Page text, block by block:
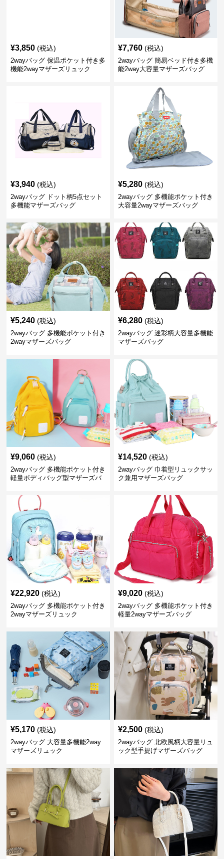
¥3,850 (税込)
2wayバッグ 保温ポケット付き多
機能2wayマザーズリュック
¥7,760 (税込)
2wayバッグ 簡易ベッド付き多機
能2way大容量マザーズバッグ
¥3,940 (税込)
2wayバッグ ドット柄5点セット
多機能マザーズバッグ
¥5,280 (税込)
2wayバッグ 多機能ポケット付き
大容量2wayマザーズバッグ
¥5,240 (税込)
2wayバッグ 多機能ポケット付き
2wayマザーズバッグ
¥6,280 (税込)
2wayバッグ 迷彩柄大容量多機能
マザーズバッグ
¥9,060 (税込)
2wayバッグ 多機能ポケット付き
軽量ボディバッグ型マザーズバ
¥14,520 (税込)
2wayバッグ 巾着型リュックサッ
ク兼用マザーズバッグ
¥22,920 (税込)
2wayバッグ 多機能ポケット付き
2wayマザーズリュック
¥9,020 (税込)
2wayバッグ 多機能ポケット付き
軽量2wayマザーズバッグ
¥5,170 (税込)
2wayバッグ 大容量多機能2way
マザーズリュック
¥2,500 (税込)
2wayバッグ 北欧風柄大容量リュ
ック型手提げマザーズバッグ